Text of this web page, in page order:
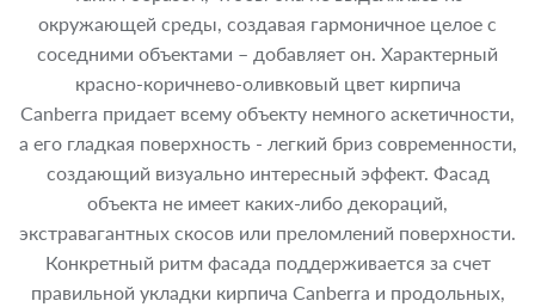
окружающей среды, создавая гармоничное целое с
соседними объектами – добавляет он. Характерный
красно-коричнево-оливковый цвет кирпича
Canberra придает всему объекту немного аскетичности,
а его гладкая поверхность - легкий бриз современности,
создающий визуально интересный эффект. Фасад
объекта не имеет каких-либо декораций,
экстравагантных скосов или преломлений поверхности.
Конкретный ритм фасада поддерживается за счет
правильной укладки кирпича Canberra и продольных,